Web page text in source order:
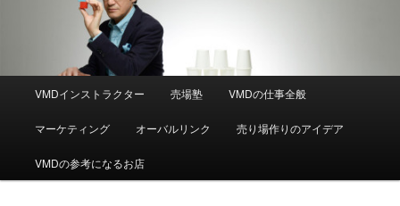
ュ
VMDインストラクター 売場塾 VMDの仕事全般
マーケティング オーバルリンク 売り場作りのアイデア
VMDの参考になるお店